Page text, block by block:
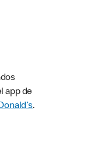
app de
.